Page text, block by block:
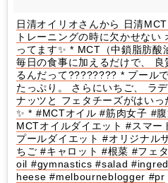
日清オイリオさんから 日清
トレーニングの時に欠かせな
ってます✨ * MCT（中鎖脂肪酸
毎日の食事に加えるだけで、
るんだって???????? * プール
たっぷり。 さらにいちご、 ラ
ナッツと フェタチーズがはい
✨ * #MCTオイル #筋肉女子 #
MCTオイルダイエット #スマ
プールダイエット #オリジナル
ちご #キャロット #根菜 #フェ
oil #gymnastics #salad
heese #melbourneblogger #pr